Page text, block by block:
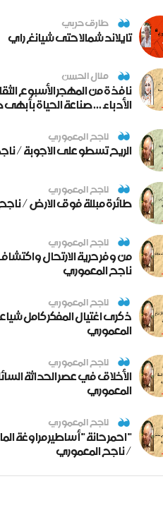
طارق حربي
تايلاند شمالا حتى شيانغ راي
منال الحسن
نافذة من المهجر الأسبوع
الأدباء ... صناعة الحياة
ناجح المعموري
الريح تسطو على الاجوبة /
ناجح المعموري
طائرة مبللة فوق الارض /
ناجح المعموري
من وفر حرية الارتحال
ناجح المعموري
ناجح المعموري
ذكرى اغتيال المفكر كامل
المعموري
ناجح المعموري
الأخلاق في عصر الحداثة
المعموري
ناجح المعموري
" احمر حانة " أساطير مراوغة
/ ناجح المعموري